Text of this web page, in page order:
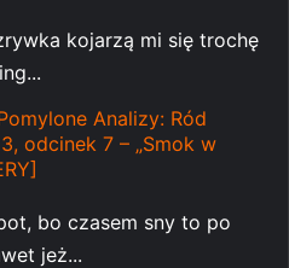
kojarzą mi się trochę
Analizy: Ród
odcinek 7 – „Smok w
bo czasem sny to po
jeż...